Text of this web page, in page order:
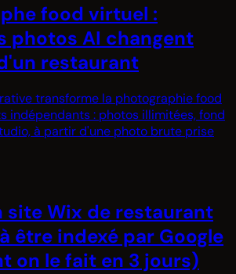
food virtuel :
photos AI changent
restaurant
transforme la photographie food
indépendants : photos illimitées, fond
à partir d'une photo brute prise
site Wix de restaurant
être indexé par Google
on le fait en 3 jours)